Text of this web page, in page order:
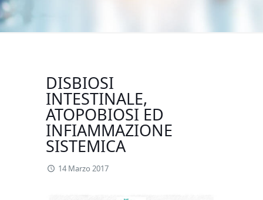
DISBIOSI
INTESTINALE,
ATOPOBIOSI ED
INFIAMMAZIONE
SISTEMICA
14 Marzo 2017